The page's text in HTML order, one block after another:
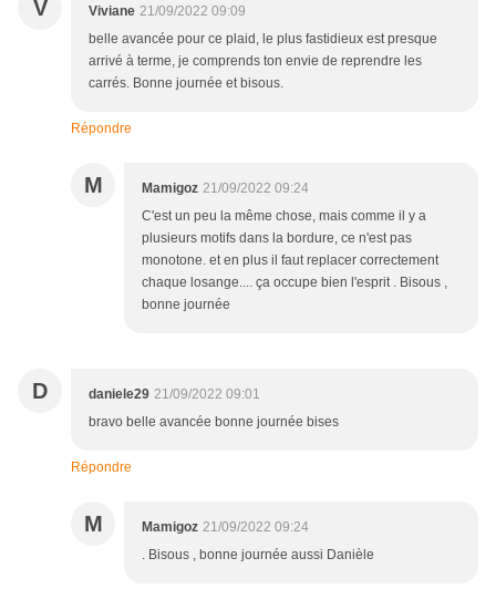
V Viviane 21/09/2022 09:09
belle avancée pour ce plaid, le plus fastidieux est presque
arrivé à terme, je comprends ton envie de reprendre les
carrés. Bonne journée et bisous.
Répondre
M Mamigoz 21/09/2022 09:24
C'est un peu la même chose, mais comme il y a
plusieurs motifs dans la bordure, ce n'est pas
monotone. et en plus il faut replacer correctement
chaque losange.... ça occupe bien l'esprit . Bisous ,
bonne journée
D daniele29 21/09/2022 09:01
bravo belle avancée bonne journée bises
Répondre
M Mamigoz 21/09/2022 09:24
. Bisous , bonne journée aussi Danièle